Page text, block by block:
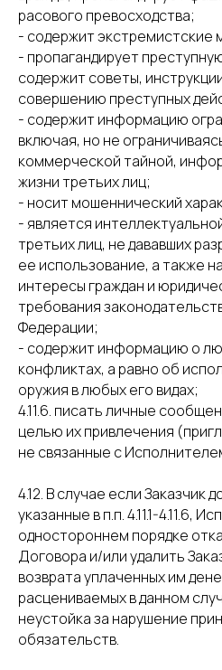
расового превосходства;
- содержит экстремистские
- пропагандирует
содержит советы,
совершению преступных
- содержит информацию
включая, но не
коммерческой тайной,
жизни третьих лиц;
- носит мошеннический
- является
третьих лиц, не дававших
ее использование, а также
интересы граждан и
требования
Федерации;
- содержит информацию о
конфликтах, а равно об
оружия в любых его видах;
4.11.6. писать личные
целью их привлечения
не связанные с
4.12. В случае если Заказчик
указанные в п.п. 4.11.1-4.11.6,
одностороннем порядке
Договора и/или удалить
возврата уплаченных им
расцениваемых в данном
неустойка за нарушение
обязательств.